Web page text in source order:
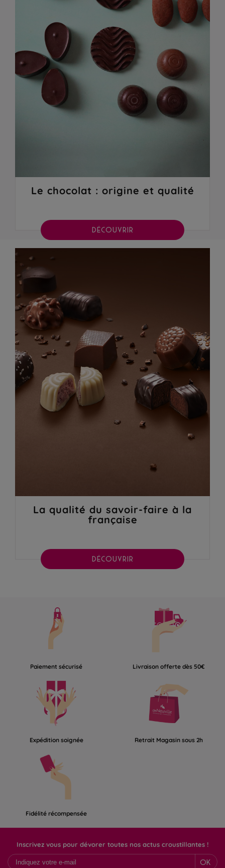
Le chocolat : origine et qualité
DÉCOUVRIR
La qualité du savoir-faire à la
française
DÉCOUVRIR
Paiement sécurisé Livraison offerte dès 50€
Expédition soignée Retrait Magasin sous 2h
Fidélité récompensée
Inscrivez vous pour dévorer toutes nos actus croustillantes !
OK